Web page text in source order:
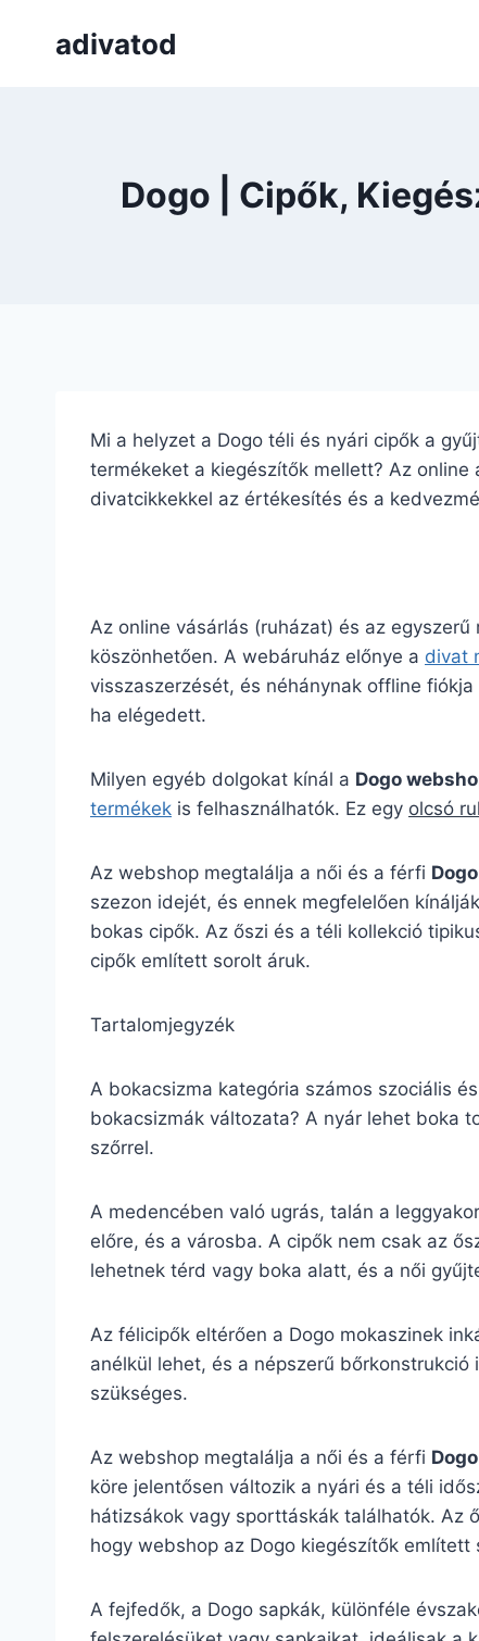
adivatod
Dogo | Cipők,
Mi a helyzet a Dogo téli és nyári cipők a
termékeket a kiegészítők mellett? Az
divatcikkekkel az értékesítés és a
Az online vásárlás (ruházat) és az
köszönhetően. A webáruház előnye a divat
visszaszerzését, és néhánynak offline
ha elégedett.
Milyen egyéb dolgokat kínál a Dogo
termékek is felhasználhatók. Ez egy olcsó
Az webshop megtalálja a női és a férfi
szezon idejét, és ennek megfelelően
bokas cipők. Az őszi és a téli kollekció
cipők említett sorolt áruk.
Tartalomjegyzék
A bokacsizma kategória számos szociális
bokacsizmák változata? A nyár lehet boka
szőrrel.
A medencében való ugrás, talán a
előre, és a városba. A cipők nem csak az
lehetnek térd vagy boka alatt, és a női
Az félicipők eltérően a Dogo mokaszinek
anélkül lehet, és a népszerű
szükséges.
Az webshop megtalálja a női és a férfi
köre jelentősen változik a nyári és a téli
hátizsákok vagy sporttáskák találhatók. Az
hogy webshop az Dogo kiegészítők említett
A fejfedők, a Dogo sapkák, különféle